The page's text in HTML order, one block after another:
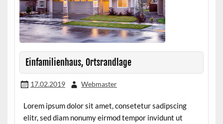
Einfamilienhaus, Ortsrandlage
17.02.2019 Webmaster
Lorem ipsum dolor sit amet, consetetur sadipscing
elitr, sed diam nonumy eirmod tempor invidunt ut